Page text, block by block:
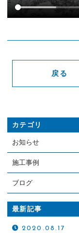
戻る
カテゴリ
お知らせ
施工事例
ブログ
最新記事
2020.08.17